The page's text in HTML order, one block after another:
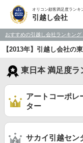
オリコン顧客満足度ランキ
引越し会社
おすすめの引越し会社ランキング
【2013年】引越し会社の
東日本 満足度ラ
アートコーポ
ター
サカイ引越セ